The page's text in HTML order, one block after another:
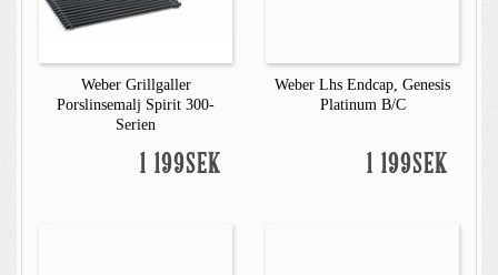
Weber Grillgaller
Porslinsemalj Spirit 300-
Serien
1 199SEK
Weber Lhs Endcap, Genesis
Platinum B/C
1 199SEK